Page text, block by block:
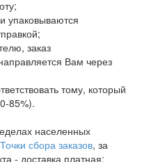
упаковываются
заказ
Вам через
тому, который
85%).
населенных
Точки сбора заказов, за
- доставка платная;